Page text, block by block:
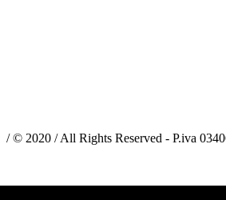
/ © 2020 / All Rights Reserved - P.iva